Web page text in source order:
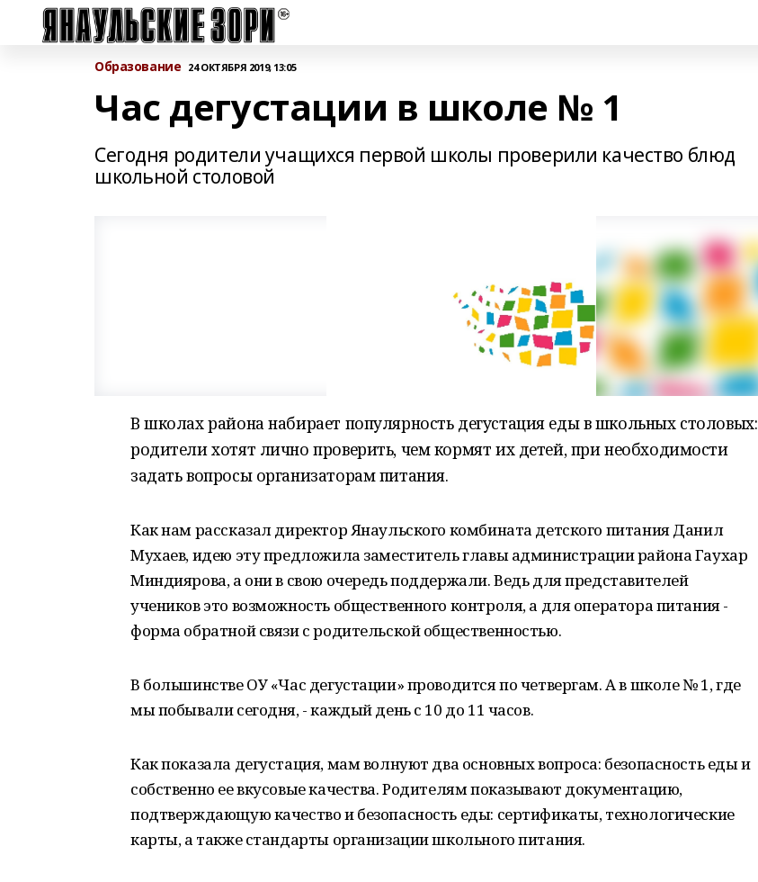
Образование 24 ОКТЯБРЯ 2019, 13:05
Час дегустации в школе № 1
Сегодня родители учащихся первой школы проверили качество блюд
школьной столовой
В школах района набирает популярность дегустация еды в школьных столовых:
родители хотят лично проверить, чем кормят их детей, при необходимости
задать вопросы организаторам питания.
Как нам рассказал директор Янаульского комбината детского питания Данил
Мухаев, идею эту предложила заместитель главы администрации района Гаухар
Миндиярова, а они в свою очередь поддержали. Ведь для представителей
учеников это возможность общественного контроля, а для оператора питания -
форма обратной связи с родительской общественностью.
В большинстве ОУ «Час дегустации» проводится по четвергам. А в школе № 1, где
мы побывали сегодня, - каждый день с 10 до 11 часов.
Как показала дегустация, мам волнуют два основных вопроса: безопасность еды и
собственно ее вкусовые качества. Родителям показывают документацию,
подтверждающую качество и безопасность еды: сертификаты, технологические
карты, а также стандарты организации школьного питания.